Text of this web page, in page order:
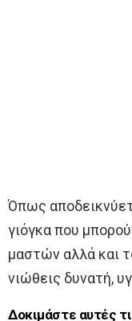
Όπως
γιόγκα που
μαστών αλλά και
νιώθεις δυνατή,
Δοκιμάστε αυτές